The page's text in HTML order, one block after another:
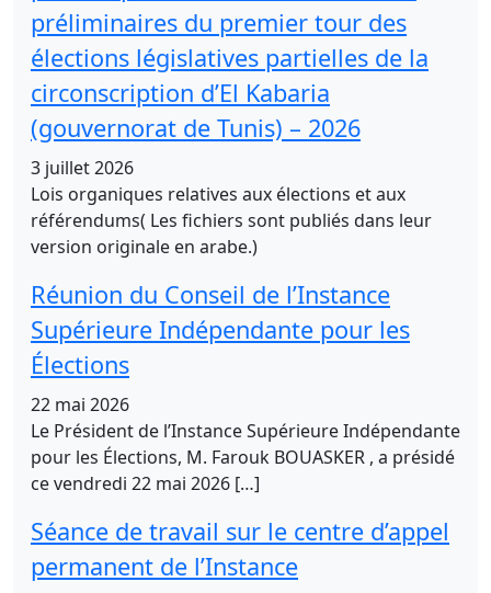
préliminaires du premier tour des
élections législatives partielles de la
circonscription d’El Kabaria
(gouvernorat de Tunis) – 2026
3 juillet 2026
Lois organiques relatives aux élections et aux
référendums( Les fichiers sont publiés dans leur
version originale en arabe.)
Réunion du Conseil de l’Instance
Supérieure Indépendante pour les
Élections
22 mai 2026
Le Président de l’Instance Supérieure Indépendante
pour les Élections, M. Farouk BOUASKER , a présidé
ce vendredi 22 mai 2026 […]
Séance de travail sur le centre d’appel
permanent de l’Instance